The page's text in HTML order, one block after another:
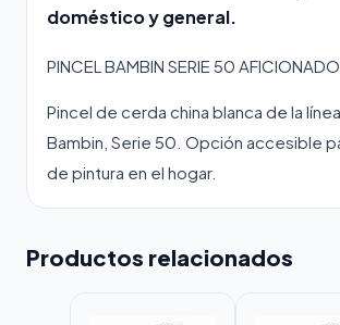
doméstico y general.
PINCEL BAMBIN SERIE 50
Pincel de cerda china blanca de la
Bambin, Serie 50. Opción accesible
de pintura en el hogar.
Productos relacionados